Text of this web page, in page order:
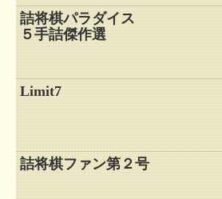
詰将棋パラダイス
５手詰傑作選
Limit7
詰将棋ファン第２号